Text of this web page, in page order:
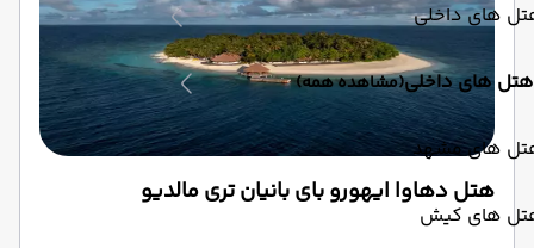
های داخلی
هتل های داخلی(مشاهده همه)
های مشهد
های کیش
هتل دهاوا ایهورو بای بانیان تری مالدیو